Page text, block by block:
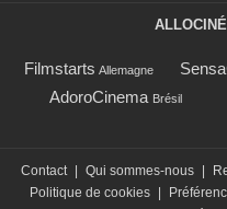
Filmstarts Allemagne
AdoroCinema Brésil
Contact Qui sommes-nous
Politique de cookies